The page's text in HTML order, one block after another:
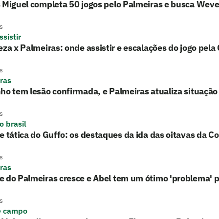
Miguel completa 50 jogos pelo Palmeiras e busca
x Palmeiras: onde assistir e escalações do jogo pela
tem lesão confirmada, e Palmeiras atualiza
brasil
tática do Guffo: os destaques da ida das oitavas da
do Palmeiras cresce e Abel tem um ótimo 'problema'
campo